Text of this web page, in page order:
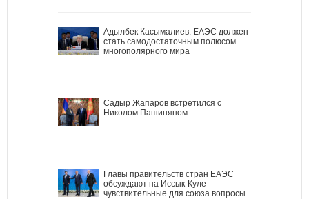
Адылбек Касымалиев: ЕАЭС должен
стать самодостаточным полюсом
многополярного мира
Садыр Жапаров встретился с
Николом Пашиняном
Главы правительств стран ЕАЭС
обсуждают на Иссык-Куле
чувствительные для союза вопросы